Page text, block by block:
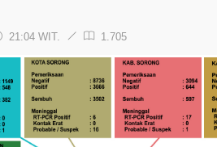
21:04 WIT. 1.705